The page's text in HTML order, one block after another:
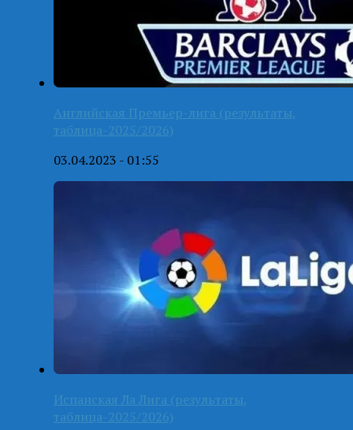
Английская Премьер-лига (результаты,
таблица-2025/2026)
03.04.2023 - 01:55
Испанская Ла Лига (результаты,
таблица-2025/2026)